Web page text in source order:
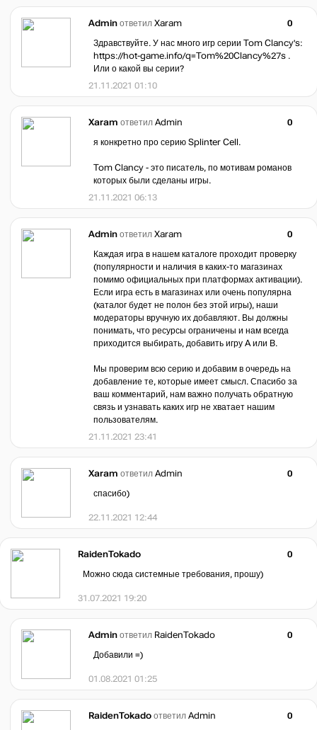
Admin ответил Xaram
0
Здравствуйте. У нас много игр серии Tom Clancy's:
https://hot-game.info/q=Tom%20Clancy%27s .
Или о какой вы серии?
21.11.2021 01:10
Xaram ответил Admin
0
я конкретно про серию Splinter Cell.
Tom Clancy - это писатель, по мотивам романов
которых были сделаны игры.
21.11.2021 06:13
Admin ответил Xaram
0
Каждая игра в нашем каталоге проходит проверку
(популярности и наличия в каких-то магазинах
помимо официальных при платформах активации).
Если игра есть в магазинах или очень популярна
(каталог будет не полон без этой игры), наши
модераторы вручную их добавляют. Вы должны
понимать, что ресурсы ограничены и нам всегда
приходится выбирать, добавить игру A или B.
Мы проверим всю серию и добавим в очередь на
добавление те, которые имеет смысл. Спасибо за
ваш комментарий, нам важно получать обратную
связь и узнавать каких игр не хватает нашим
пользователям.
21.11.2021 23:41
Xaram ответил Admin
0
спасибо)
22.11.2021 12:44
RaidenTokado
0
Можно сюда системные требования, прошу)
31.07.2021 19:20
Admin ответил RaidenTokado
0
Добавили =)
01.08.2021 01:25
RaidenTokado ответил Admin
0